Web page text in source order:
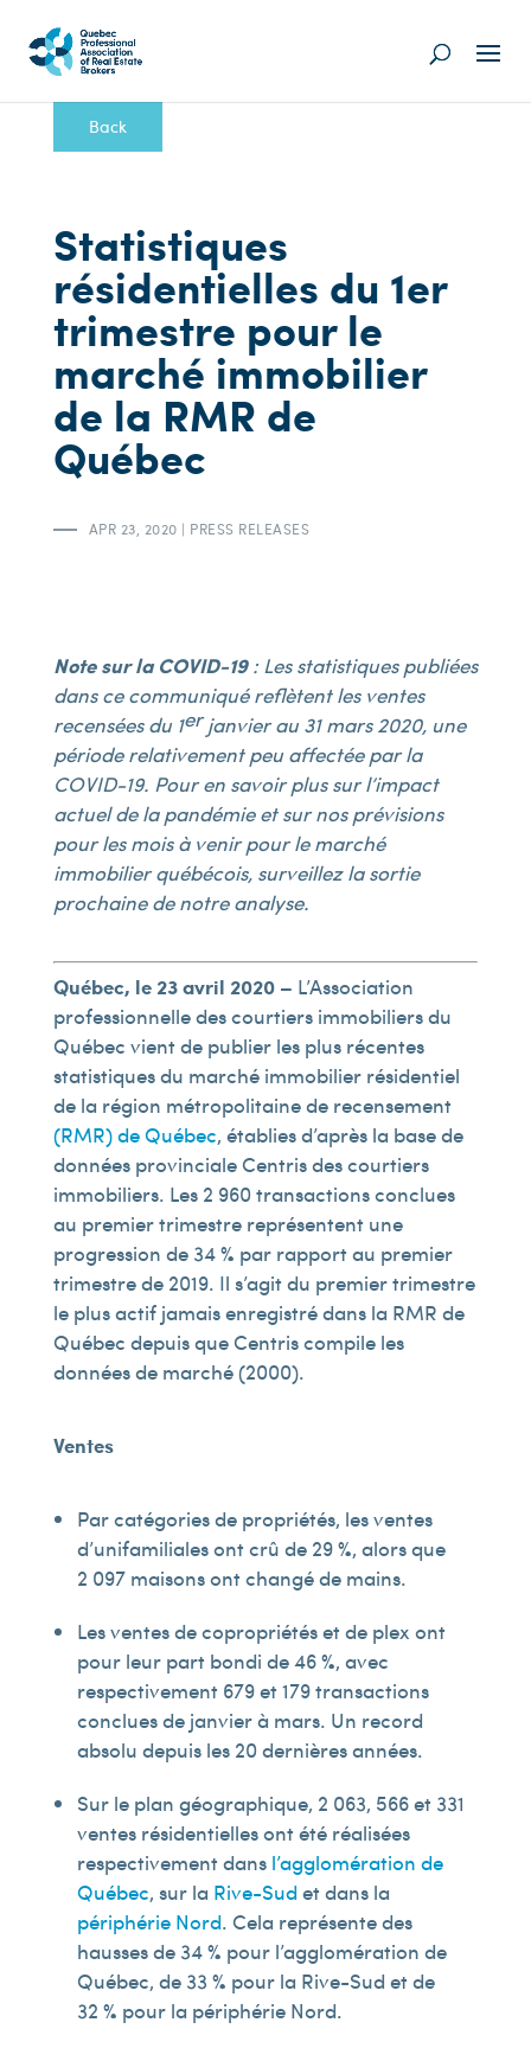
Back
Statistiques
résidentielles du 1er
trimestre pour le
marché immobilier
de la RMR de
Québec
APR 23, 2020 | PRESS RELEASES
Note sur la COVID-19: Les statistiques publiées
dans ce communiqué reflètent les ventes
recensées du 1erjanvier au 31 mars 2020, une
période relativement peu affectée par la
COVID-19. Pour en savoir plus sur l’impact
actuel de la pandémie et sur nos prévisions
pour les mois à venir pour le marché
immobilier québécois, surveillez la sortie
prochaine de notre analyse.
Québec, le 23 avril 2020 – L’Association
professionnelle des courtiers immobiliers du
Québec vient de publier les plus récentes
statistiques du marché immobilier résidentiel
de la région métropolitaine de recensement
(RMR) de Québec, établies d’après la base de
données provinciale Centris des courtiers
immobiliers. Les 2 960 transactions conclues
au premier trimestre représentent une
progression de 34 % par rapport au premier
trimestre de 2019. Il s’agit du premier trimestre
le plus actif jamais enregistré dans la RMR de
Québec depuis que Centris compile les
données de marché (2000).
Ventes
Par catégories de propriétés, les ventes
d’unifamiliales ont crû de 29 %, alors que
2 097 maisons ont changé de mains.
Les ventes de copropriétés et de plex ont
pour leur part bondi de 46 %, avec
respectivement 679 et 179 transactions
conclues de janvier à mars. Un record
absolu depuis les 20 dernières années.
Sur le plan géographique, 2 063, 566 et 331
ventes résidentielles ont été réalisées
respectivement dans l’agglomération de
Québec, sur la Rive-Sudet dans la
périphérie Nord. Cela représente des
hausses de 34 % pour l’agglomération de
Québec, de 33 % pour la Rive-Sud et de
32 % pour la périphérie Nord.